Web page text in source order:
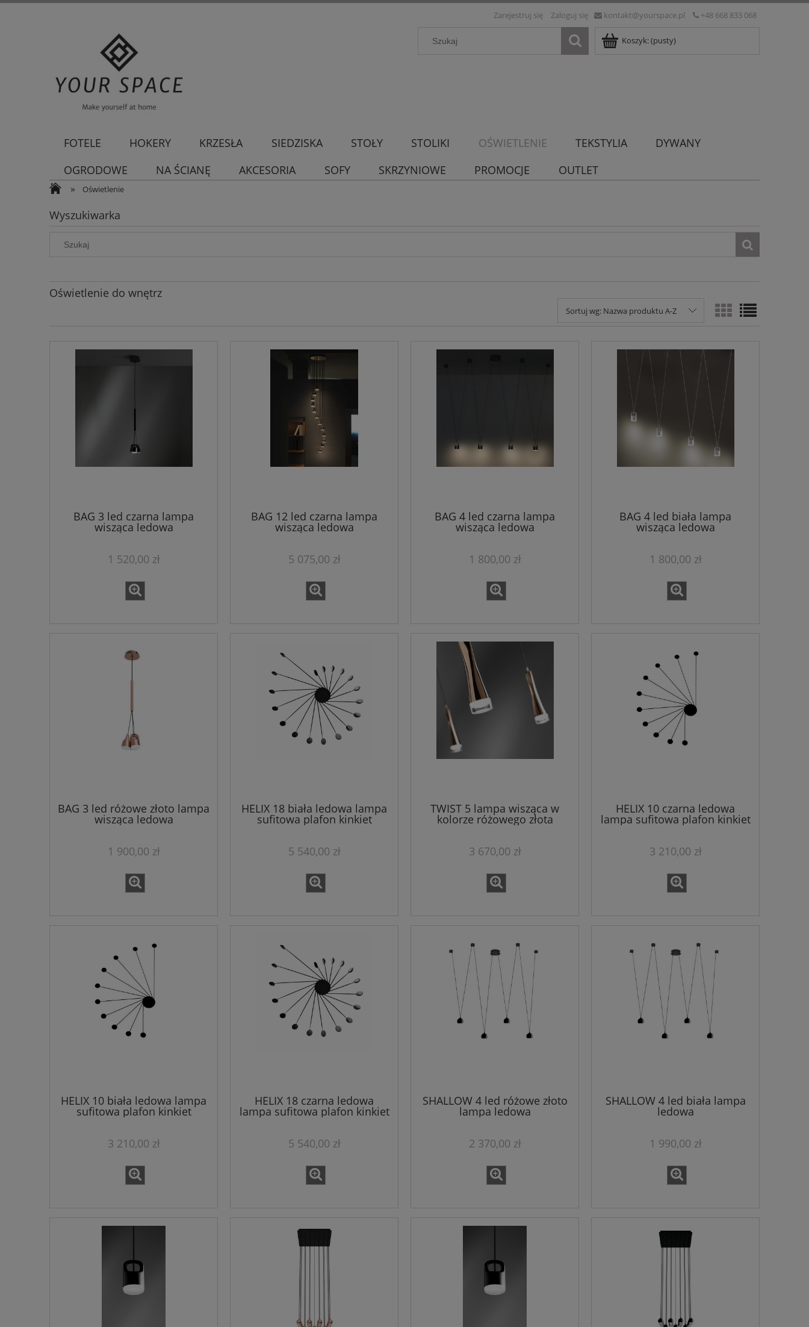
kontakt@yourspace.pl +48 668 833 068
Zarejestruj się Zaloguj się
Koszyk:(pusty)
FOTELE HOKERY KRZESŁA SIEDZISKA STOŁY STOLIKI OŚWIETLENIE TEKSTYLIA
DYWANY
OGRODOWE
NA ŚCIANĘ AKCESORIA SOFY SKRZYNIOWE PROMOCJE OUTLET
» Oświetlenie
Wyszukiwarka
Oświetlenie do wnętrz
Sortuj wg: Nazwa produktu A-Z
BAG 3 led czarna lampa
wisząca ledowa
1 520,00 zł
BAG 12 led czarna lampa
wisząca ledowa
5 075,00 zł
BAG 4 led czarna lampa
wisząca ledowa
1 800,00 zł
BAG 4 led biała lampa
wisząca ledowa
1 800,00 zł
BAG 3 led różowe złoto lampa
wisząca ledowa
1 900,00 zł
HELIX 18 biała ledowa lampa
sufitowa plafon kinkiet
5 540,00 zł
TWIST 5 lampa wisząca w
kolorze różowego złota
3 670,00 zł
HELIX 10 czarna ledowa
lampa sufitowa plafon kinkiet
3 210,00 zł
HELIX 10 biała ledowa lampa
sufitowa plafon kinkiet
3 210,00 zł
HELIX 18 czarna ledowa
lampa sufitowa plafon kinkiet
5 540,00 zł
SHALLOW 4 led różowe złoto
lampa ledowa
2 370,00 zł
SHALLOW 4 led biała lampa
ledowa
1 990,00 zł